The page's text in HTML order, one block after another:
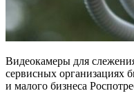
Видеокамеры для
сервисных организациях
и малого бизнеса